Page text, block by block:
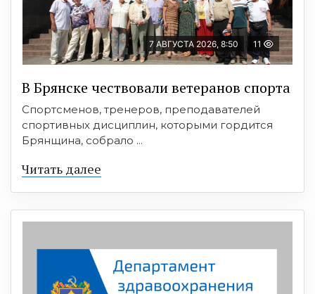
7 АВГУСТА 2026, 8:50 11
В Брянске чествовали ветеранов спорта
Спортсменов, тренеров, преподавателей
спортивных дисциплин, которыми гордится
Брянщина, собрало ...
Читать далее